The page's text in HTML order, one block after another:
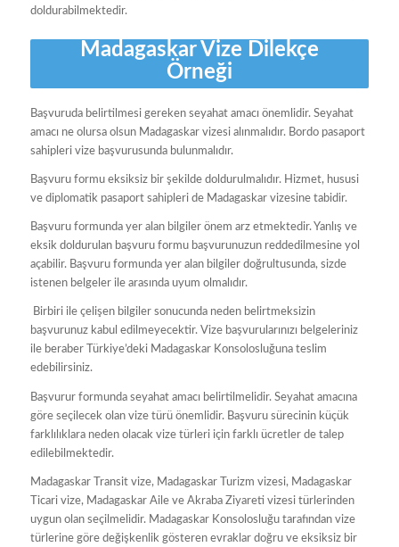
doldurabilmektedir.
Madagaskar Vize Dilekçe
Örneği
Başvuruda belirtilmesi gereken seyahat amacı önemlidir. Seyahat
amacı ne olursa olsun Madagaskar vizesi alınmalıdır. Bordo pasaport
sahipleri vize başvurusunda bulunmalıdır.
Başvuru formu eksiksiz bir şekilde doldurulmalıdır. Hizmet, hususi
ve diplomatik pasaport sahipleri de Madagaskar vizesine tabidir.
Başvuru formunda yer alan bilgiler önem arz etmektedir. Yanlış ve
eksik doldurulan başvuru formu başvurunuzun reddedilmesine yol
açabilir. Başvuru formunda yer alan bilgiler doğrultusunda, sizde
istenen belgeler ile arasında uyum olmalıdır.
Birbiri ile çelişen bilgiler sonucunda neden belirtmeksizin
başvurunuz kabul edilmeyecektir. Vize başvurularınızı belgeleriniz
ile beraber Türkiye’deki Madagaskar Konsolosluğuna teslim
edebilirsiniz.
Başvurur formunda seyahat amacı belirtilmelidir. Seyahat amacına
göre seçilecek olan vize türü önemlidir. Başvuru sürecinin küçük
farklılıklara neden olacak vize türleri için farklı ücretler de talep
edilebilmektedir.
Madagaskar Transit vize, Madagaskar Turizm vizesi, Madagaskar
Ticari vize, Madagaskar Aile ve Akraba Ziyareti vizesi türlerinden
uygun olan seçilmelidir. Madagaskar Konsolosluğu tarafından vize
türlerine göre değişkenlik gösteren evraklar doğru ve eksiksiz bir